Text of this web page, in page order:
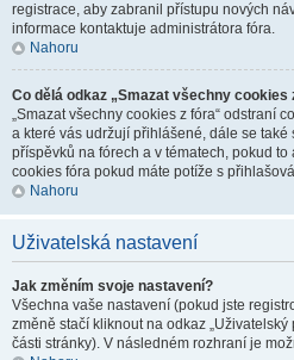
registrace, aby zabranil přístupu nových
informace kontaktuje administrátora fóra.
Nahoru
Co dělá odkaz „Smazat všechny cookies
„Smazat všechny cookies z fóra“ odstraní
a které vás udržují přihlášené, dále se
příspěvků na fórech a v tématech, pokud
cookies fóra pokud máte potíže s
Nahoru
Uživatelská nastavení
Jak změním svoje nastavení?
Všechna vaše nastavení (pokud jste
změně stačí kliknout na odkaz
části stránky). V následném rozhraní je